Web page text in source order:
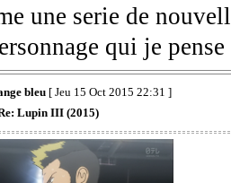
une serie de
qui je
bleu[ Jeu 15 Oct 2015 22:31 ]
Lupin III (2015)